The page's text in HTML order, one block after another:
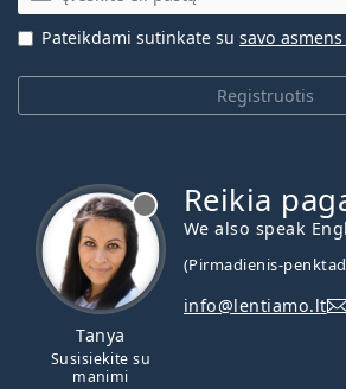
Registruotis
Pateikdami sutinkate su savo
Tanya
Susisiekite su
manimi
Reikia
We also speak
(Pirmadienis-
info@lentiamo.lt